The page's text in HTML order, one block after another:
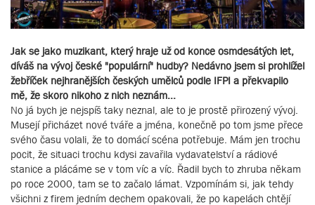
Jak se jako muzikant, který hraje už od konce osmdesátých let,
díváš na vývoj české "populární" hudby? Nedávno jsem si prohlížel
žebříček nejhranějších českých umělců podle IFPI a překvapilo
mě, že skoro nikoho z nich neznám...
No já bych je nejspíš taky neznal, ale to je prostě přirozený vývoj.
Musejí přicházet nové tváře a jména, konečně po tom jsme přece
svého času volali, že to domácí scéna potřebuje. Mám jen trochu
pocit, že situaci trochu kdysi zavařila vydavatelství a rádiové
stanice a plácáme se v tom víc a víc. Řadil bych to zhruba někam
po roce 2000, tam se to začalo lámat. Vzpomínám si, jak tehdy
všichni z firem jedním dechem opakovali, že po kapelách chtějí